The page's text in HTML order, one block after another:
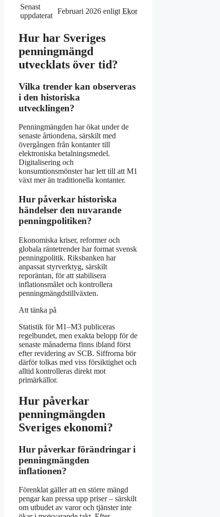
Senast
uppdaterat
Februari 2026 enligt Ekonomifakta
Hur har Sveriges
penningmängd
utvecklats över tid?
Vilka trender kan observeras
i den historiska
utvecklingen?
Penningmängden har ökat under de
senaste årtiondena, särskilt med
övergången från kontanter till
elektroniska betalningsmedel.
Digitalisering och
konsumtionsmönster har lett till att M1
växt mer än traditionella kontanter.
Hur påverkar historiska
händelser den nuvarande
penningpolitiken?
Ekonomiska kriser, reformer och
globala räntetrender har format svensk
penningpolitik. Riksbanken har
anpassat styrverktyg, särskilt
reporäntan, för att stabilisera
inflationsmålet och kontrollera
penningmängdstillväxten.
Att tänka på
Statistik för M1–M3 publiceras
regelbundet, men exakta belopp för de
senaste månaderna finns ibland först
efter revidering av SCB. Siffrorna bör
därför tolkas med viss försiktighet och
alltid kontrolleras direkt mot
primärkällor.
Hur påverkar
penningmängden
Sveriges ekonomi?
Hur påverkar förändringar i
penningmängden
inflationen?
Förenklat gäller att en större mängd
pengar kan pressa upp priser – särskilt
om utbudet av varor och tjänster inte